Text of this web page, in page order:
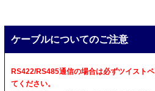
ケーブルについてのご注意
RS422/RS485通信の場合は必ずツイスト
てください。